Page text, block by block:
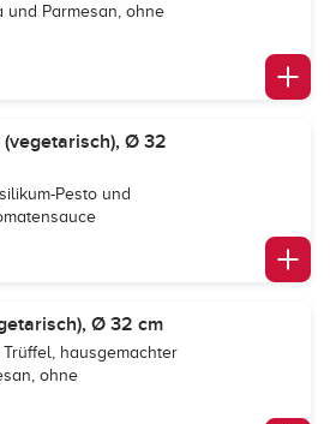
und Parmesan, ohne
Ø 32
Pesto und
Ø 32 cm
hausgemachter
ohne